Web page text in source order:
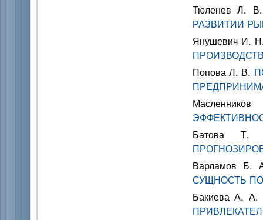
Тюленев Л.
РАЗВИТИИ
Янушевич И.
Попова Л. В.
Батова
Варламов
СУЩНОСТЬ
Бакиева А. А.